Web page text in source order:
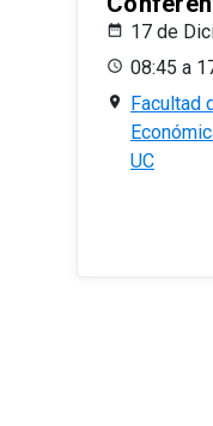
17 de
08:45 a
Facultad
UC